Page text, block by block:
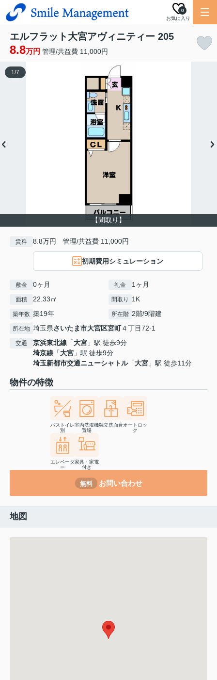
お気に入り
0
エルフラット大宮アヴィニティー 205
8.8万円 管理/共益費 11,000円
【間取り】
1/7
賃料 8.8万円 管理/共益費 11,000円
初期費用シミュレーション
敷金 0ヶ月 礼金 1ヶ月
面積 22.33㎡ 間取り 1K
築年数 築19年 所在階 2階/9階建
所在地 埼玉県さいたま市大宮区宮町４丁目72-1
交通 京浜東北線 「大宮 」駅 徒歩9分
埼京線 「大宮 」駅 徒歩9分
埼玉新都市交通ニューシャトル「大宮 」駅 徒歩11分
物件の特徴
バストイレ
別
室内洗濯機
置場
独立洗面台オートロッ
ク
エレベータ
ー
家具・家電
付き
無料 お問い合わせ
地図